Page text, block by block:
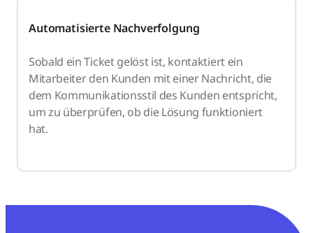
Automatisierte Nachverfolgung
Sobald ein Ticket gelöst ist, kontaktiert ein
Mitarbeiter den Kunden mit einer Nachricht, die
dem Kommunikationsstil des Kunden entspricht,
um zu überprüfen, ob die Lösung funktioniert
hat.